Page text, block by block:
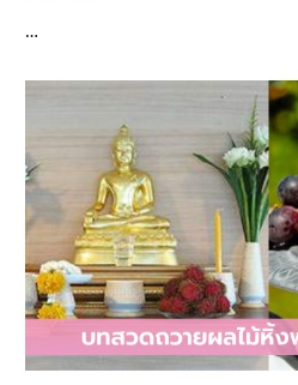
…